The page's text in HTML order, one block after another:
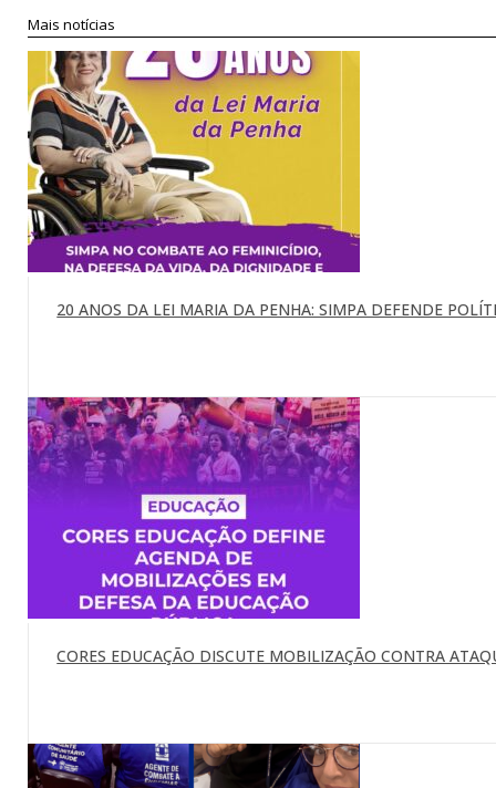
Mais notícias
20 ANOS DA LEI MARIA DA PENHA: SIMPA DEFENDE
CORES EDUCAÇÃO DISCUTE MOBILIZAÇÃO CONTRA